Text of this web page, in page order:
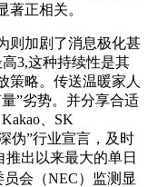
著正相关。
加剧了消息极化甚
3,这种持续性是其
策略。传送温暖家人
”劣势。并分享合适
、SK
伪”行业宣言，及时
出以来最大的单日
会（NEC）监测显